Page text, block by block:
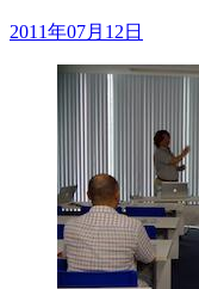
2011年07月12日